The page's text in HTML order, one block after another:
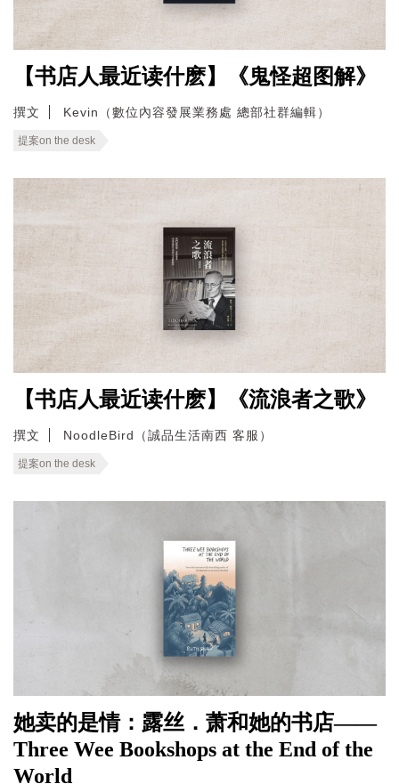
【书店人最近读什麽】《鬼怪超图解》
撰文 Kevin（數位內容發展業務處 總部社群編輯）
提案on the desk
【书店人最近读什麽】《流浪者之歌》
撰文 NoodleBird（誠品生活南西 客服）
提案on the desk
她卖的是情：露丝．萧和她的书店——
Three Wee Bookshops at the End of the
World